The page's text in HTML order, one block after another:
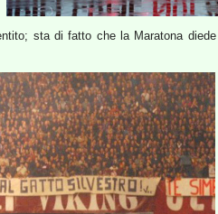
sta di fatto che la Maratona